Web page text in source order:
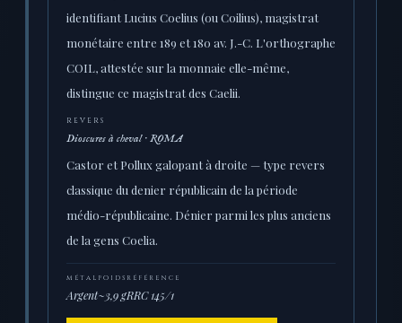
identifiant Lucius Coelius (ou Coilius), magistrat
monétaire entre 189 et 180 av. J.-C. L'orthographe
COIL, attestée sur la monnaie elle-même,
distingue ce magistrat des Caelii.
REVERS
Dioscures à cheval · ROMA
Castor et Pollux galopant à droite — type revers
classique du denier républicain de la période
médio-républicaine. Dénier parmi les plus anciens
de la gens Coelia.
MÉTAL
Argent
POIDS
~3,9 g
RÉFÉRENCE
RRC 145/1